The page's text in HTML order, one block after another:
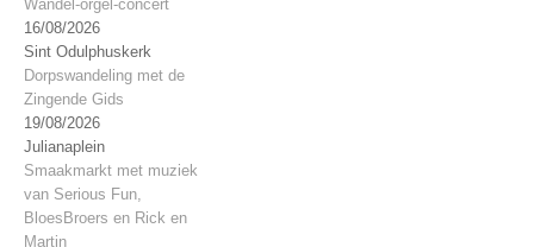
Wandel-orgel-concert
16/08/2026
Sint Odulphuskerk
Dorpswandeling met de
Zingende Gids
19/08/2026
Julianaplein
Smaakmarkt met muziek
van Serious Fun,
BloesBroers en Rick en
Martin